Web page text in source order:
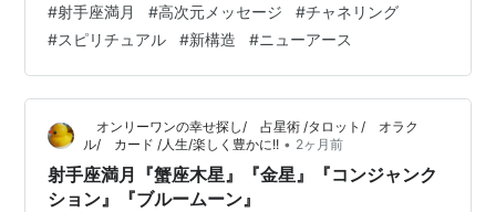
いう 意識の中で喜びを感じることを していくといい。
我ら光をまとう仲間だ、と思う心が 平安の世を作ってい
ける。 🏹🏹🏹🏹🏹🏹🏹🏹🏹🏹🏹 というメッセージが来ま
した✨ 🌟我の意識がなくなる出来事🌟 って気になります
よね❗️ それは何のなか？聞いてみると 🏹🏹🏹🏹🏹🏹🏹🏹
🏹🏹🏹 時…
#射手座満月 #高次元メッセージ #チャネリング
#スピリチュアル #新構造 #ニューアース
オンリーワンの幸せ探し/ 占星術 /タロット/ オラク
ル/ カード /人生/楽しく豊かに!! • 2ヶ月前
射手座満月『蟹座木星』『金星』『コンジャンク
ション』『ブルームーン』